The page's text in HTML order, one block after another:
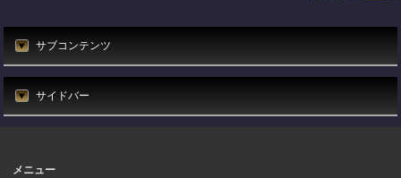
サブコンテンツ
サイドバー
メニュー